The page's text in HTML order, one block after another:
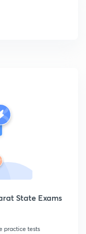
State Exams
practice tests